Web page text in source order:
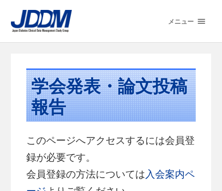
メニュー
学会発表・論文投稿
報告
このページへアクセスするには会員登
録が必要です。
会員登録の方法については 入会案内ペ